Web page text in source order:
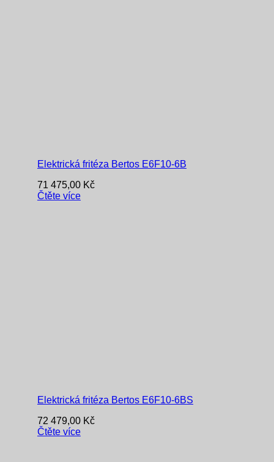
Elektrická fritéza Bertos E6F10-6B
71 475,00 Kč
Čtěte více
Elektrická fritéza Bertos E6F10-6BS
72 479,00 Kč
Čtěte více